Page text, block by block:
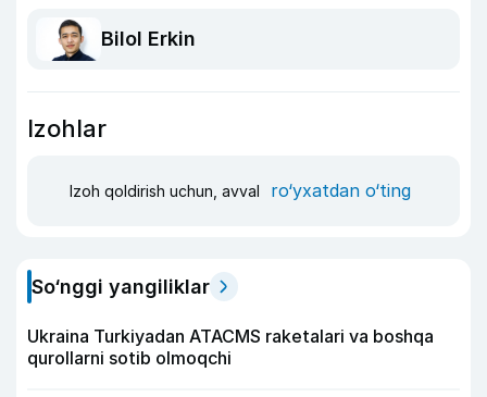
Bilol Erkin
Izohlar
Izoh qoldirish uchun, avval ro‘yxatdan o‘ting
So‘nggi yangiliklar
Ukraina Turkiyadan ATACMS raketalari va boshqa
qurollarni sotib olmoqchi